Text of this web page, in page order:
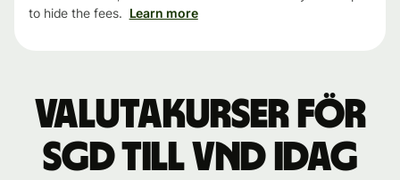
to hide the fees. Learn more
Valutakurser för
SGD till VND idag